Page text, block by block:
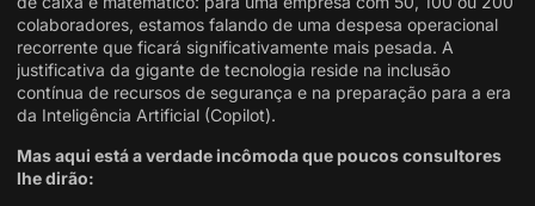
colaboradores, estamos falando de uma despesa operacional
recorrente que ficará significativamente mais pesada. A
justificativa da gigante de tecnologia reside na inclusão
contínua de recursos de segurança e na preparação para a era
da Inteligência Artificial (Copilot).
Mas aqui está a verdade incômoda que poucos consultores
lhe dirão: